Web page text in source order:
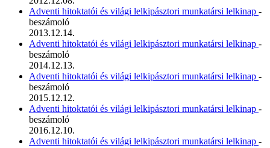
Adventi hitoktatói és világi lelkipásztori munkatársi lelkinap -
beszámoló
2013.12.14.
Adventi hitoktatói és világi lelkipásztori munkatársi lelkinap -
beszámoló
2014.12.13.
Adventi hitoktatói és világi lelkipásztori munkatársi lelkinap -
beszámoló
2015.12.12.
Adventi hitoktatói és világi lelkipásztori munkatársi lelkinap -
beszámoló
2016.12.10.
Adventi hitoktatói és világi lelkipásztori munkatársi lelkinap -